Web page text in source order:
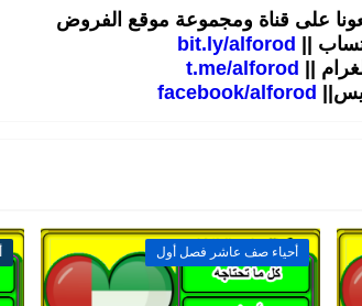
على قناة ومجموعة موقع الفروض
||
bit.ly/alforod
||
t.me/alforod
facebook/alforod
أحياء صف عاشر فصل أول